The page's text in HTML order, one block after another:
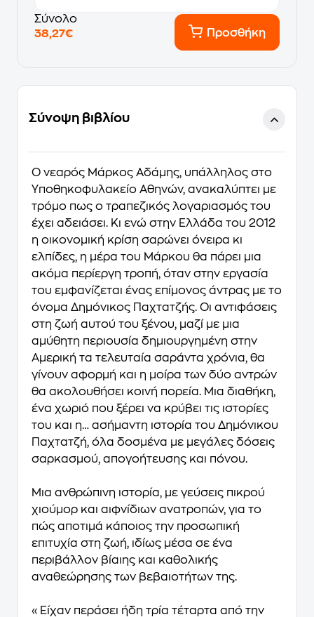
Σύνολο
38,27€
Προσθήκη
Σύνοψη βιβλίου
Ο νεαρός Μάρκος Αδάμης, υπάλληλος στο
Υποθηκοφυλα­κείο Αθηνών, ανακαλύπτει με
τρόμο πως ο τραπεζικός λο­γαριασμός του
έχει αδειάσει. Κι ενώ στην Ελλάδα του 2012
η οικονομική κρίση σαρώνει όνειρα κι
ελπίδες, η μέρα του Μάρκου θα πάρει μια
ακόμα περίεργη τροπή, όταν στην εργασία
του εμφανίζεται ένας επίμονος άντρας με το
όνομα Δημόνικος Παχτατζής. Οι αντιφάσεις
στη ζωή αυτού του ξένου, μαζί με μια
αμύθητη περιουσία δημιουργημένη στην
Αμερική τα τελευταία σαράντα χρόνια, θα
γίνουν αφορμή και η μοίρα των δύο αντρών
θα ακολουθήσει κοινή πορεία. Μια διαθήκη,
ένα χωριό που ξέρει να κρύβει τις ιστορίες
του και η… ασήμαντη ιστορία του Δημόνικου
Παχτατζή, όλα δοσμένα με μεγάλες δόσεις
σαρκασμού, απογοήτευσης και πόνου.
Μια ανθρώπινη ιστορία, με γεύσεις πικρού
χιούμορ και αιφνίδιων ανατροπών, για το
πώς αποτιμά κά­ποιος την προσωπική
επιτυχία στη ζωή, ιδίως μέσα σε ένα
περιβάλλον βίαιης και καθολικής
αναθεώρησης των βεβαιοτήτων της.
«Είχαν περάσει ήδη τρία τέταρτα από την